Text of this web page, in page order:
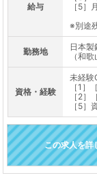
給与
［5］
※別途
勤務地
日本
（和
資格・経験
未経験
［1］
［2］
［5］
この求人を詳